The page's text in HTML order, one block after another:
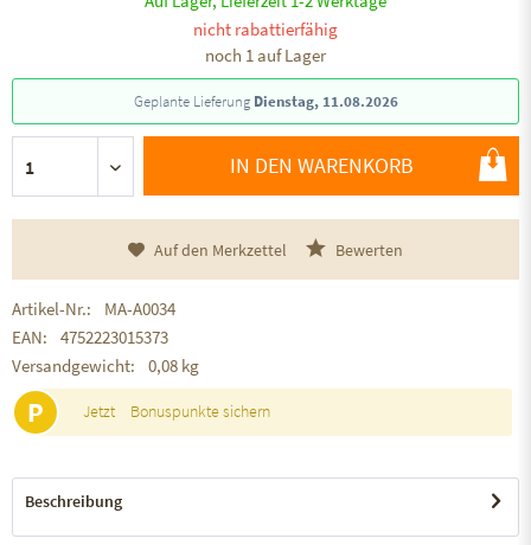
nicht rabattierfähig
noch 1 auf Lager
Geplante Lieferung Dienstag, 11.08.2026
IN DEN WARENKORB
Auf den Merkzettel Bewerten
Artikel-Nr.:
MA-A0034
EAN:
4752223015373
Versandgewicht:
0,08 kg
P Jetzt Bonuspunkte sichern
Beschreibung